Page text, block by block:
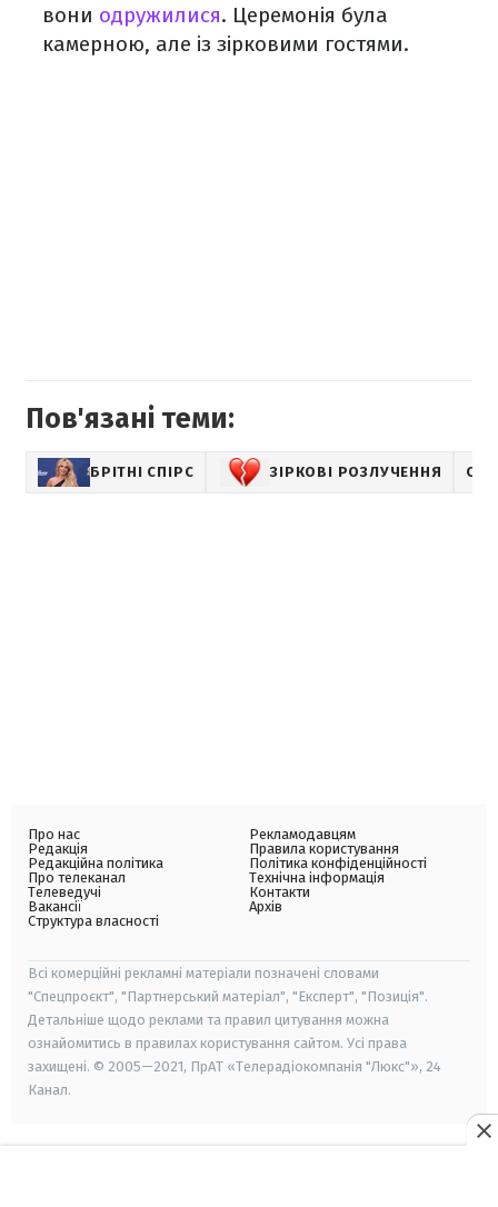
вони одружилися. Церемонія була
камерною, але із зірковими гостями.
Пов'язані теми:
БРІТНІ СПІРС ЗІРКОВІ РОЗЛУЧЕННЯ
Про нас
Редакція
Редакційна політика
Про телеканал
Телеведучі
Вакансії
Структура власності
Рекламодавцям
Правила користування
Політика конфіденційності
Технічна інформація
Контакти
Архів
Всі комерційні рекламні матеріали позначені словами
"Спецпроєкт", "Партнерський матеріал", "Експерт", "Позиція".
Детальніше щодо реклами та правил цитування можна
ознайомитись в правилах користування сайтом. Усі права
захищені. © 2005—2021, ПрАТ «Телерадіокомпанія "Люкс"», 24
Канал.